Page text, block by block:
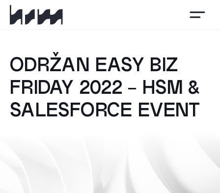
HSM
ODRŽAN EASY BIZ
FRIDAY 2022 - HSM &
SALESFORCE EVENT